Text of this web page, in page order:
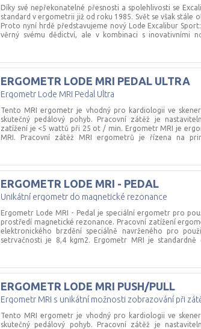
3000 W - elektronicky nastavitelné sedlo a
spiroergometrickými systémy
Díky své nepřekonatelné přesnosti a spolehlivosti se
standard v ergometrii již od roku 1985. Svět se však stále
Proto nyní hrdě představujeme nový Lode Excalibur
věrný svému dědictví, ale v kombinaci s inovativními
výkonu. Univerzální ergometr Nový ergometr Lode
sportovní medicíny nebo výzkumné laboratoře, protože
typů sportovců. Ergometr umožňuje různé testy, jako je
testy, testy vysoké intenzity (HIT) a časové zkoušky.
testování CPET a nastavení posedu. - 7 "ovládací
3000 W - elektronicky nastavitelné sedlo a
spiroergometrickými systémy - zátěž až 3000 W -
otáčení - modul PFM pro LEM v ceně
ERGOMETR LODE MRI PEDAL ULTRA
Ergometr Lode MRI Pedal Ultra
Tento MRI ergometr je vhodný pro kardiologii ve
skutečný pedálový pohyb. Pracovní zátěž je
zatížení je <5 wattů při 25 ot / min. Ergometr MRI je
MRI. Pracovní zátěž MRI ergometrů je řízena na
Standardní řídicí jednotka nabízí možnost odečíst
zatížení, otáčky za minutu, točivý moment, časovač a
vybavena bezpečnostním kabelem pro upevnění na zeď.
magnetického pole jsou nekovové a nemagnetické,
šlapání do otvoru ve skeneru. Ergometr je připevněn
adaptéru pro konkrétní značku a podporu.
ERGOMETR LODE MRI - PEDAL
Unikátní ergometr do magnetické rezonance
Ergometr Lode MRI - Pedal je speciální ergometr pro
prostředí magnetické rezonance. Pracovní zatížení
elektronického brzdění speciálně navrženého pro
setrvačnosti je 8,4 kgm2. Ergometr MRI je
jednotka je doplněna bezpečnostním kabelem pro
využít pro MRI skenner do 3 Tesla
ERGOMETR LODE MRI PUSH/PULL
Ergometr MRI s unikátní možnosti zobrazování při
Tento MRI ergometr je vhodný pro kardiologii ve
skutečný pedálový pohyb. Pracovní zátěž je